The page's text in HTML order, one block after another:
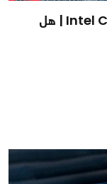
مراجعة معالج Intel Core Ultra 7 270K Plus | هل